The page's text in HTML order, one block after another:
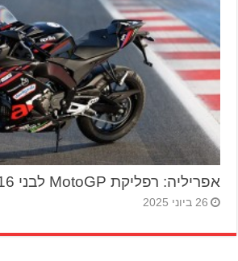
אפריליה: רפליקת MotoGP לבני 16
26 ביוני 2025